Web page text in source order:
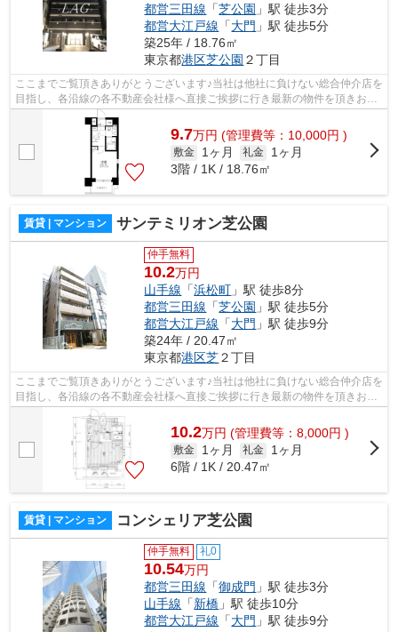
都営三田線 「芝公園 」駅 徒歩3分
都営大江戸線 「大門 」駅 徒歩5分
築25年 / 18.76㎡
東京都港区芝公園 ２丁目
ここまでご覧頂きありがとうございます♪当社は他社に負けない総合仲介店を
目指し、各沿線の各不動産会社様へ直接ご挨拶に行き最新の物件を頂きお客
様へ提供しております！最新の情報は...
9.7万円 (管理費等：10,000円 )
敷金 1ヶ月 礼金
1ヶ月
3階 / 1K / 18.76㎡
賃貸 | マンション サンテミリオン芝公園
仲手無料
10.2万円
山手線 「浜松町 」駅 徒歩8分
都営三田線 「芝公園 」駅 徒歩5分
都営大江戸線 「大門 」駅 徒歩9分
築24年 / 20.47㎡
東京都港区芝２丁目
ここまでご覧頂きありがとうございます♪当社は他社に負けない総合仲介店を
目指し、各沿線の各不動産会社様へ直接ご挨拶に行き最新の物件を頂きお客
様へ提供しております！最新の情報は...
10.2万円 (管理費等：8,000円 )
敷金 1ヶ月 礼金
1ヶ月
6階 / 1K / 20.47㎡
賃貸 | マンション コンシェリア芝公園
仲手無料 礼0
10.54万円
都営三田線 「御成門 」駅 徒歩3分
山手線 「新橋 」駅 徒歩10分
都営大江戸線 「大門 」駅 徒歩9分